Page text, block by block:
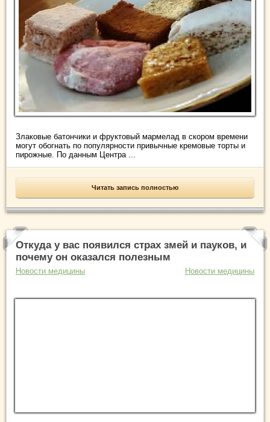
Злаковые батончики и фруктовый мармелад в скором времени
могут обогнать по популярности привычные кремовые торты и
пирожные. По данным Центра ...
Читать запись полностью
Откуда у вас появился страх змей и пауков, и
почему он оказался полезным
Новости медицины Новости медицины